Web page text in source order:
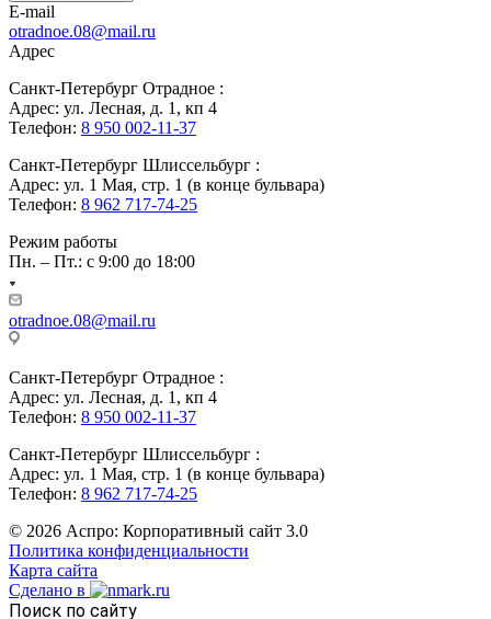
E-mail
otradnoe.08@mail.ru
Адрес
Санкт-Петербург Отрадное :
Адрес: ул. Лесная, д. 1, кп 4
Телефон: 8 950 002-11-37
Санкт-Петербург Шлиссельбург :
Адрес: ул. 1 Мая, стр. 1 (в конце бульвара)
Телефон: 8 962 717-74-25
Режим работы
Пн. – Пт.: с 9:00 до 18:00
otradnoe.08@mail.ru
Санкт-Петербург Отрадное :
Адрес: ул. Лесная, д. 1, кп 4
Телефон: 8 950 002-11-37
Санкт-Петербург Шлиссельбург :
Адрес: ул. 1 Мая, стр. 1 (в конце бульвара)
Телефон: 8 962 717-74-25
© 2026 Аспро: Корпоративный сайт 3.0
Политика конфиденциальности
Карта сайта
Сделано в
Поиск по сайту